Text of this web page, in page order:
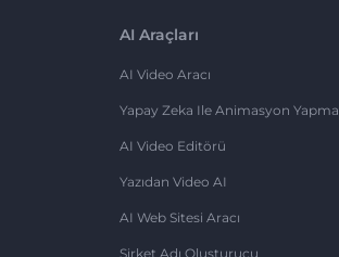
AI Araçları
AI Video Aracı
Yapay Zeka Ile Animasyon Yapma
AI Video Editörü
Yazıdan Video AI
AI Web Sitesi Aracı
Şirket Adı Oluşturucu